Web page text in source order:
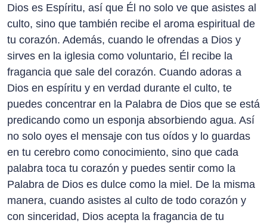
Dios es Espíritu, así que Él no solo ve que asistes al
culto, sino que también recibe el aroma espiritual de
tu corazón. Además, cuando le ofrendas a Dios y
sirves en la iglesia como voluntario, Él recibe la
fragancia que sale del corazón. Cuando adoras a
Dios en espíritu y en verdad durante el culto, te
puedes concentrar en la Palabra de Dios que se está
predicando como un esponja absorbiendo agua. Así
no solo oyes el mensaje con tus oídos y lo guardas
en tu cerebro como conocimiento, sino que cada
palabra toca tu corazón y puedes sentir como la
Palabra de Dios es dulce como la miel. De la misma
manera, cuando asistes al culto de todo corazón y
con sinceridad, Dios acepta la fragancia de tu